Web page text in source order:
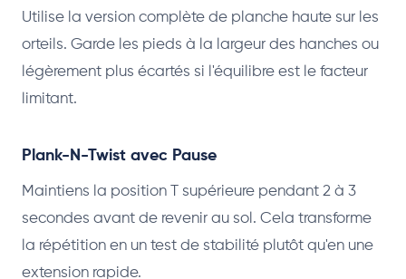
Utilise la version complète de planche haute sur les
orteils. Garde les pieds à la largeur des hanches ou
légèrement plus écartés si l'équilibre est le facteur
limitant.
Plank-N-Twist avec Pause
Maintiens la position T supérieure pendant 2 à 3
secondes avant de revenir au sol. Cela transforme
la répétition en un test de stabilité plutôt qu'en une
extension rapide.